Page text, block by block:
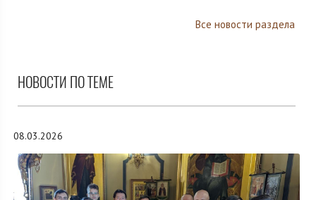
Все новости раздела
НОВОСТИ ПО ТЕМЕ
08.03.2026